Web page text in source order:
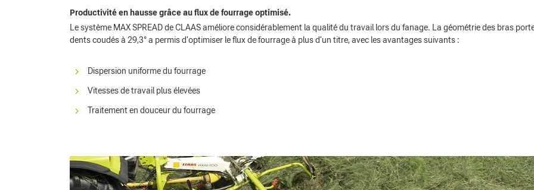
Productivité en hausse grâce au flux de fourrage optimisé.
Le système MAX SPREAD de CLAAS améliore considérablement la qualité du travail lors du fanage. La géométrie des bras
dents coudés à 29,3° a permis d'optimiser le flux de fourrage à plus d'un titre, avec les avantages suivants :
Dispersion uniforme du fourrage
Vitesses de travail plus élevées
Traitement en douceur du fourrage